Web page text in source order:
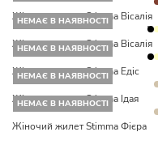
Жіночий жилет Stimma Вісалія
НЕМАЄ В НАЯВНОСТІ
Жіночий жилет Stimma Вісалія
НЕМАЄ В НАЯВНОСТІ
Жіночий жилет Stimma Едіс
НЕМАЄ В НАЯВНОСТІ
Жіночий жилет Stimma Ідая
НЕМАЄ В НАЯВНОСТІ
Жіночий жилет Stimma Фієра